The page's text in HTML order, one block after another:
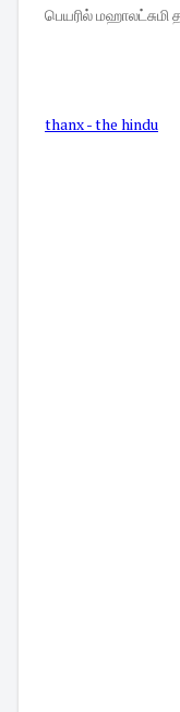
பெயரில் மஹாலட்சுமி
thanx - the hindu